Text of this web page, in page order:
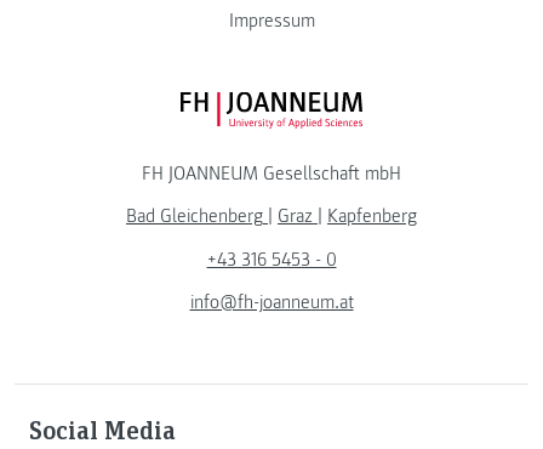
Impressum
FH JOANNEUM Logo
FH JOANNEUM Gesellschaft mbH
Bad Gleichenberg
Graz
Kapfenberg
+43 316 5453 - 0
info@fh-joanneum.at
Social Media